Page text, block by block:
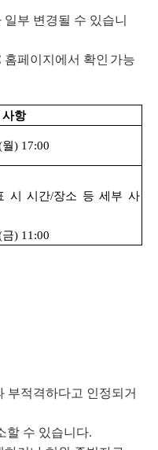
부 변경될 수 있습니
페이지에서 확인 가능
사항
) 17:00
시 시간/장소 등 세부 사
) 11:00
부적격하다고 인정되거
할 수 있습니다.